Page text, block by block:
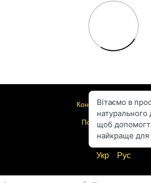
Контактна інформація
Повна версія сайту
© 2004-2026
Укр Рус